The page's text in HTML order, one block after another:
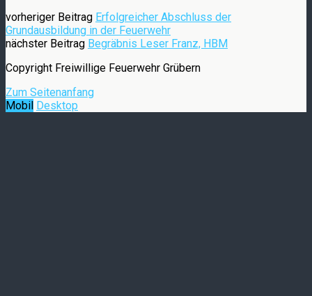
vorheriger Beitrag Erfolgreicher Abschluss der
Grundausbildung in der Feuerwehr
nächster Beitrag Begräbnis Leser Franz, HBM
Copyright Freiwillige Feuerwehr Grübern
Zum Seitenanfang
Mobil Desktop